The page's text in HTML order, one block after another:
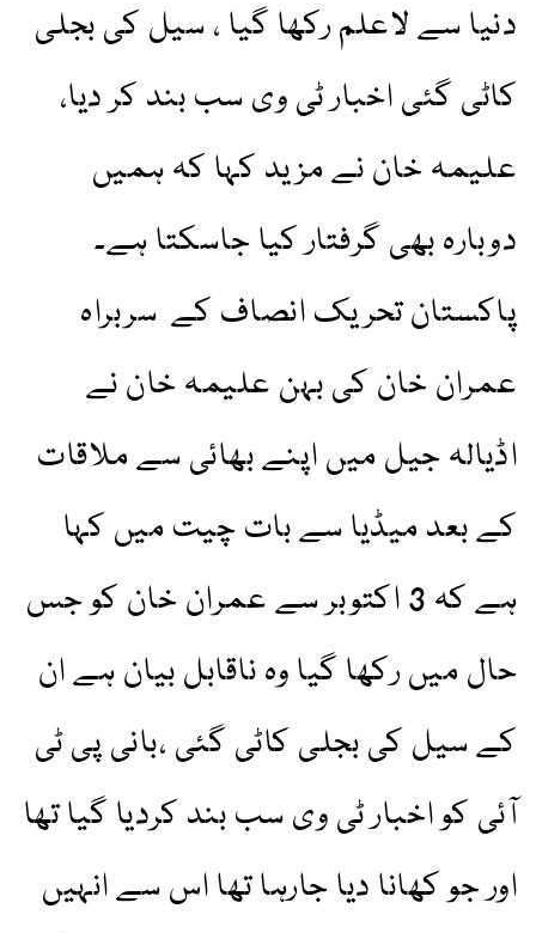
دنیا سے لاعلم رکھا گیا ، سیل کی بجلی
کاٹی گئی اخبار ٹی وی سب بند کر دیا،
علیمہ خان نے مزید کہا کہ ہمیں
دوبارہ بھی گرفتار کیا جاسکتا ہے۔
پاکستان تحریک انصاف کے سربراہ
عمران خان کی بہن علیمہ خان نے
اڈیالہ جیل میں اپنے بھائی سے ملاقات
کے بعد میڈیا سے بات چیت میں کہا
ہے کہ 3 اکتوبر سے عمران خان کو جس
حال میں رکھا گیا وہ ناقابل بیان ہے ان
کے سیل کی بجلی کاٹی گئی ،بانی پی ٹی
آئی کو اخبار ٹی وی سب بند کردیا گیا تھا
اور جو کھانا دیا جارہا تھا اس سے انہیں